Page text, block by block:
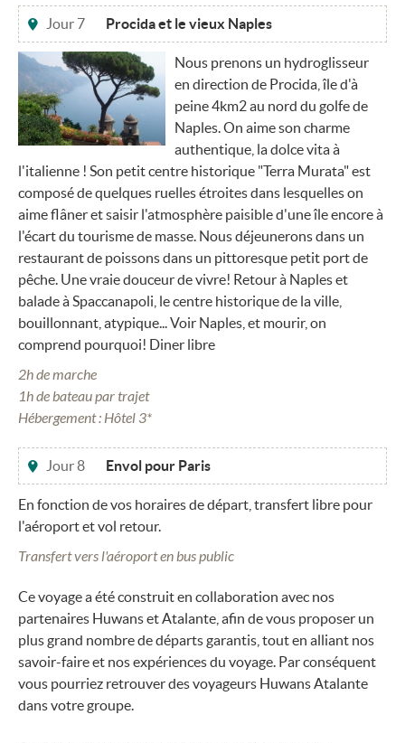
Jour 7 Procida et le vieux Naples
Nous prenons un hydroglisseur
en direction de Procida, île d'à
peine 4km2 au nord du golfe de
Naples. On aime son charme
authentique, la dolce vita à
l'italienne ! Son petit centre historique "Terra Murata" est
composé de quelques ruelles étroites dans lesquelles on
aime flâner et saisir l'atmosphère paisible d'une île encore à
l'écart du tourisme de masse. Nous déjeunerons dans un
restaurant de poissons dans un pittoresque petit port de
pêche. Une vraie douceur de vivre! Retour à Naples et
balade à Spaccanapoli, le centre historique de la ville,
bouillonnant, atypique... Voir Naples, et mourir, on
comprend pourquoi! Diner libre
2h de marche
1h de bateau par trajet
Hébergement : Hôtel 3*
Jour 8 Envol pour Paris
En fonction de vos horaires de départ, transfert libre pour
l'aéroport et vol retour.
Transfert vers l'aéroport en bus public
Ce voyage a été construit en collaboration avec nos
partenaires Huwans et Atalante, afin de vous proposer un
plus grand nombre de départs garantis, tout en alliant nos
savoir-faire et nos expériences du voyage. Par conséquent
vous pourriez retrouver des voyageurs Huwans Atalante
dans votre groupe.